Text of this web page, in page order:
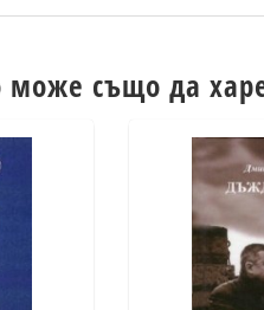
може също да